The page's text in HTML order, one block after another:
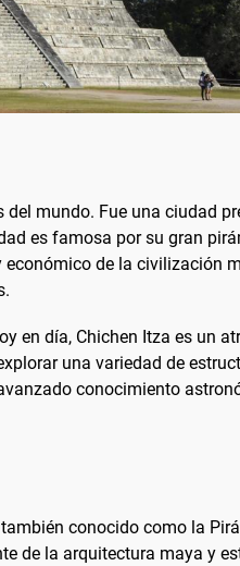
mundo. Fue una ciudad
es famosa por su gran
de la civilización
en día, Chichen Itza es un
una variedad de
conocimiento
conocido como la
de la arquitectura maya y